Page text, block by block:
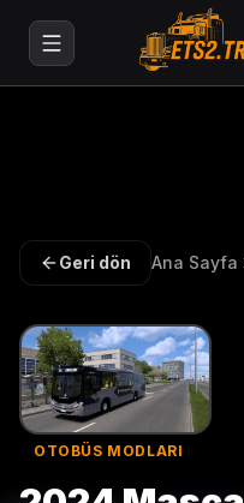
Geri dön Ana Sayfa
OTOBÜS MODLARI